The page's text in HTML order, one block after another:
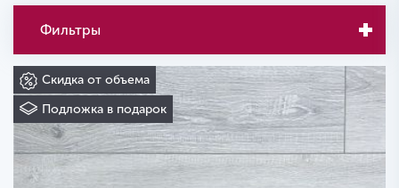
Фильтры
Скидка от объема
Подложка в подарок